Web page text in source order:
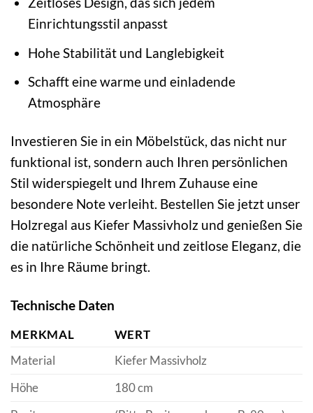
Einrichtungsstil anpasst
Hohe Stabilität und Langlebigkeit
Schafft eine warme und einladende
Atmosphäre
Investieren Sie in ein Möbelstück, das nicht nur
funktional ist, sondern auch Ihren persönlichen
Stil widerspiegelt und Ihrem Zuhause eine
besondere Note verleiht. Bestellen Sie jetzt unser
Holzregal aus Kiefer Massivholz und genießen Sie
die natürliche Schönheit und zeitlose Eleganz, die
es in Ihre Räume bringt.
Technische Daten
MERKMAL
WERT
Material
Kiefer Massivholz
Höhe
180 cm